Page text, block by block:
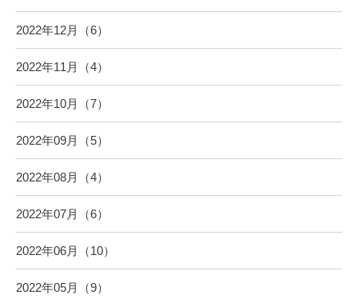
2022年12月（6）
2022年11月（4）
2022年10月（7）
2022年09月（5）
2022年08月（4）
2022年07月（6）
2022年06月（10）
2022年05月（9）